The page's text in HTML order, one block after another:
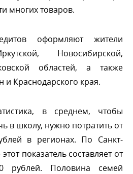
многих товаров.
оформляют жители
Новосибирской,
областей, а также
и Краснодарского края.
в среднем, чтобы
в школу, нужно потратить от
в регионах. По Санкт-
показатель составляет от
Половина семей